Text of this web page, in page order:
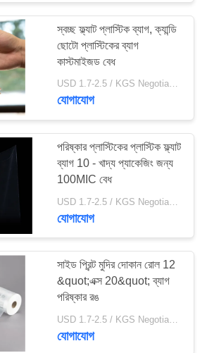
স্বচ্ছ ফ্ল্যাট প্লাস্টিক ব্যাগ, ক্যান্ডি
ছোটো প্লাস্টিকের ব্যাগ
কাস্টমাইজড বেধ
USD 1.7-2.5 / KGS Negotiable MOQ:1000KGS
যোগাযোগ
পরিষ্কার প্লাস্টিকের প্লাস্টিক ফ্ল্যাট
ব্যাগ 10 - খাদ্য প্যাকেজিং জন্য
100MIC বেধ
যোগাযোগ
সাইড প্রিন্ট মুদির দোকান রোল 12
&quot;এক্স 20&quot; ব্যাগ
পরিষ্কার রঙ
USD 1.7-2.5 / KGS Negotiable MOQ:1000KGS
যোগাযোগ